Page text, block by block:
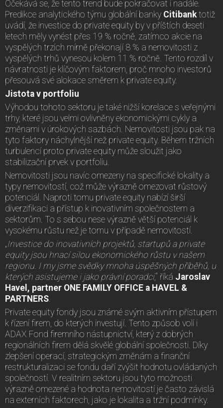
Očekává se, že tento trend bude pokračovat i nadále.
Predikce analytického týmu globální banky Citibanktotiž
uvádí, že investice do private equity by v příštích deseti
letech měly vynést přes 19 % ročně, zatímco akcie na
vyspělých trzích mírně překonají 8 % a nemovitosti z
vyspělých trhů vynesou kolem 11 % ročně. Tento rozdíl v
návratnosti je klíčovým faktorem, proč mnoho investorů
přesouvá své alokace směrem k private equity.
Jistota v portfoliu
Výhodou tohoto sektoru je také nižší korelace s veřejnými
trhy, které jsou velmi ovlivněny ekonomickými cykly a
změnami v úrokových sazbách. Nemovitosti jsou pak na
tyto faktory náchylnější než private equity. Během tržních
turbulencí proto private equity může sloužit jako
stabilizační prvek v portfoliu.
Nemovitosti jsou navíc omezeny na specifické lokality a
typy nemovitostí, což může výrazně omezovat růstový
potenciál. Naproti tomu private equity nabízí širší
diverzifikaci a přístup k inovativním společnostem a
sektorům. To s sebou nese výrazně větší potenciál k
vysokému růstu než je tomu v případě nemovitostí.
„Investice do inovativních projektů, startupů a private
equity jsou hnací silou ekonomického růstu v našem
regionu. I my jsme svědky mnoha úspěšných příběhů, u
kterých asistujeme i jako právní poradci,“ říká Jaroslav
Havel, partner ONE FAMILY OFFICE a HAVEL &
PARTNERS.
Private equity fondy jsou známé svým aktivním přístupem
k řízení firem, do kterých investují. Tento způsob volí i
ADAX Fond firemního nástupnictví, který z dobrých
regionálních firem dělá skvělé globální společnosti. Díky
zlepšení operací, strategickým změnám a finanční
restrukturalizaci se fondu daří zvýšit hodnotu ovládaných
společností. V realitním sektoru jsou tyto možnosti
výrazně omezené a hodnota nemovitostí je často závislá
na externích faktorech, jako je lokalita a tržní podmínky.